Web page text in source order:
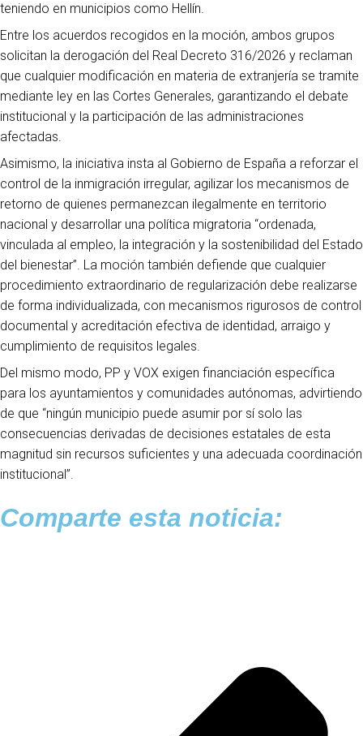
teniendo en municipios como Hellín.
Entre los acuerdos recogidos en la moción, ambos grupos
solicitan la derogación del Real Decreto 316/2026 y reclaman
que cualquier modificación en materia de extranjería se tramite
mediante ley en las Cortes Generales, garantizando el debate
institucional y la participación de las administraciones
afectadas.
Asimismo, la iniciativa insta al Gobierno de España a reforzar el
control de la inmigración irregular, agilizar los mecanismos de
retorno de quienes permanezcan ilegalmente en territorio
nacional y desarrollar una política migratoria “ordenada,
vinculada al empleo, la integración y la sostenibilidad del Estado
del bienestar”. La moción también defiende que cualquier
procedimiento extraordinario de regularización debe realizarse
de forma individualizada, con mecanismos rigurosos de control
documental y acreditación efectiva de identidad, arraigo y
cumplimiento de requisitos legales.
Del mismo modo, PP y VOX exigen financiación específica
para los ayuntamientos y comunidades autónomas, advirtiendo
de que “ningún municipio puede asumir por sí solo las
consecuencias derivadas de decisiones estatales de esta
magnitud sin recursos suficientes y una adecuada coordinación
institucional”.
Comparte esta noticia: